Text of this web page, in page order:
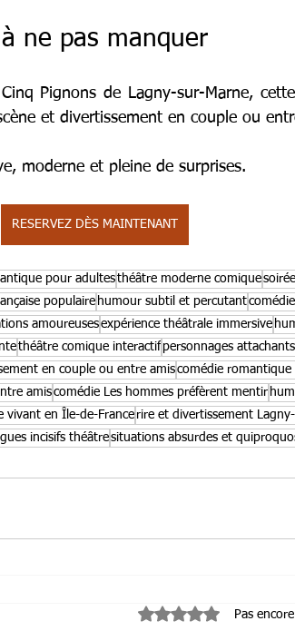
ne pas manquer
Pignons de Lagny-sur-Marne,
et divertissement en couple ou
moderne et pleine de surprises.
RESERVEZ DÈS MAINTENANT
pour adultesthéâtre moderne comique
populaire humour subtil et percutant
amoureusesexpérience théâtrale immersive
théâtre comique interactif personnages
en couple ou entre amiscomédie romantique
amiscomédie Les hommes préfèrent mentir
vivant en Île-de-France rire et divertissement
incisifs théâtresituations absurdes et
Noté 0 étoile sur 5.
Pas